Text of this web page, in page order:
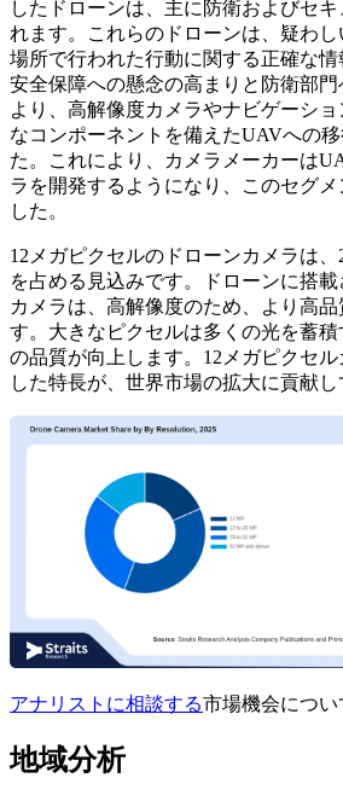
したドローンは、主に防衛およびセ
れます。これらのドローンは、疑わ
場所で行われた行動に関する正確な
安全保障への懸念の高まりと防衛部
より、高解像度カメラやナビゲーシ
なコンポーネントを備えたUAVへの
た。これにより、カメラメーカーは
ラを開発するようになり、このセグ
した。
12メガピクセルのドローンカメラは
を占める見込みです。ドローンに搭
カメラは、高解像度のため、より高
す。大きなピクセルは多くの光を蓄
の品質が向上します。12メガピクセ
した特長が、世界市場の拡大に貢献し
アナリストに相談する市場機会につい
地域分析